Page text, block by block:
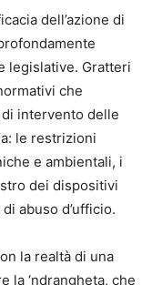
dell’azione di
legislative. Gratteri
che
intervento delle
le restrizioni
e ambientali, i
dei dispositivi
abuso d’ufficio.
la realtà di una
la ‘ndrangheta, che